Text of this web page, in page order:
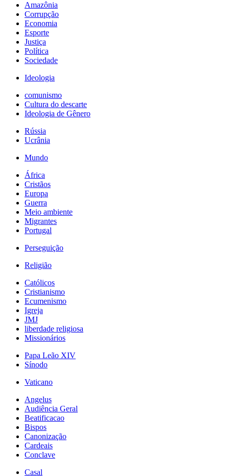
Amazônia
Corrupção
Economia
Esporte
Justiça
Política
Sociedade
Ideologia
comunismo
Cultura do descarte
Ideologia de Gênero
Rússia
Ucrânia
Mundo
África
Cristãos
Europa
Guerra
Meio ambiente
Migrantes
Portugal
Perseguição
Religião
Católicos
Cristianismo
Ecumenismo
Igreja
JMJ
liberdade religiosa
Missionários
Papa Leão XIV
Sínodo
Vaticano
Angelus
Audiência Geral
Beatificacao
Bispos
Canonização
Cardeais
Conclave
Casal